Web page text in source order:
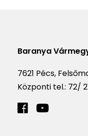
Baranya
7621 Pécs,
Központi tel.: 72/